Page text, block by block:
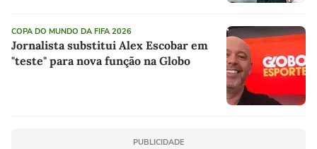
COPA DO MUNDO DA FIFA 2026
Jornalista substitui Alex Escobar em
"teste" para nova função na Globo
PUBLICIDADE